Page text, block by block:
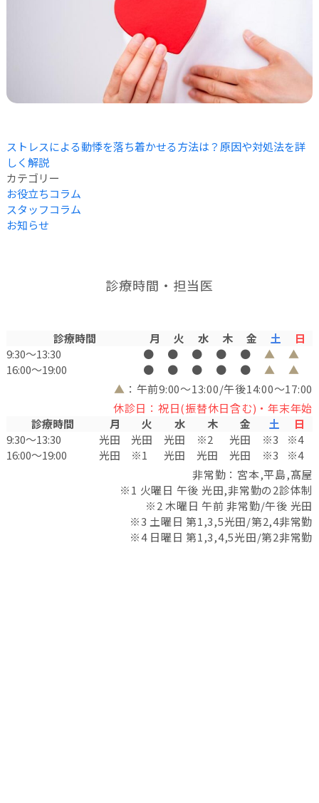
ストレスによる動悸を落ち着かせる方法は？原因や対処法を詳
しく解説
カテゴリー
お役立ちコラム
スタッフコラム
お知らせ
診療時間・担当医
診療時間 月 火 水 木 金 土
日
9:30〜13:30
● ● ● ● ● ▲
▲
16:00〜19:00
● ● ● ● ● ▲
▲
▲ ：午前9:00～13:00/午後14:00～17:00
休診日：祝日(振替休日含む)・年末年始
診療時間
月 火 水 木 金 土
日
9:30〜13:30
光田 光田 光田 ※2 光田 ※3
※4
16:00〜19:00
光田 ※1 光田 光田 光田 ※3
※4
非常勤：宮本,平島,髙屋
※1 火曜日 午後 光田,非常勤の2診体制
※2 木曜日 午前 非常勤/午後 光田
※3 土曜日 第1,3,5光田/第2,4非常勤
※4 日曜日 第1,3,4,5光田/第2非常勤